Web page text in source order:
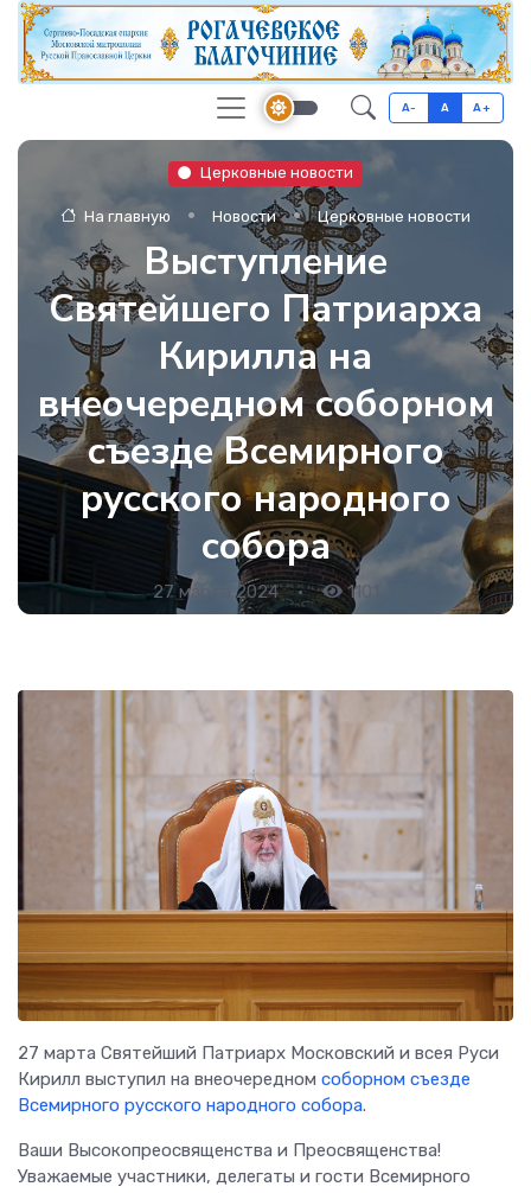
A- A A+
Церковные новости
На главную Новости Церковные новости
Выступление
Святейшего Патриарха
Кирилла на
внеочередном соборном
съезде Всемирного
русского народного
собора
27 марта 2024 • 1101
27 марта Святейший Патриарх Московский и всея Руси
Кирилл выступил на внеочередном соборном съезде
Всемирного русского народного собора.
Ваши Высокопреосвященства и Преосвященства!
Уважаемые участники, делегаты и гости Всемирного